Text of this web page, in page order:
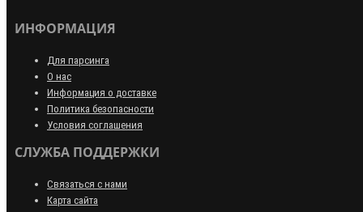
ИНФОРМАЦИЯ
Для парсинга
О нас
Информация о доставке
Политика безопасности
Условия соглашения
СЛУЖБА ПОДДЕРЖКИ
Связаться с нами
Карта сайта